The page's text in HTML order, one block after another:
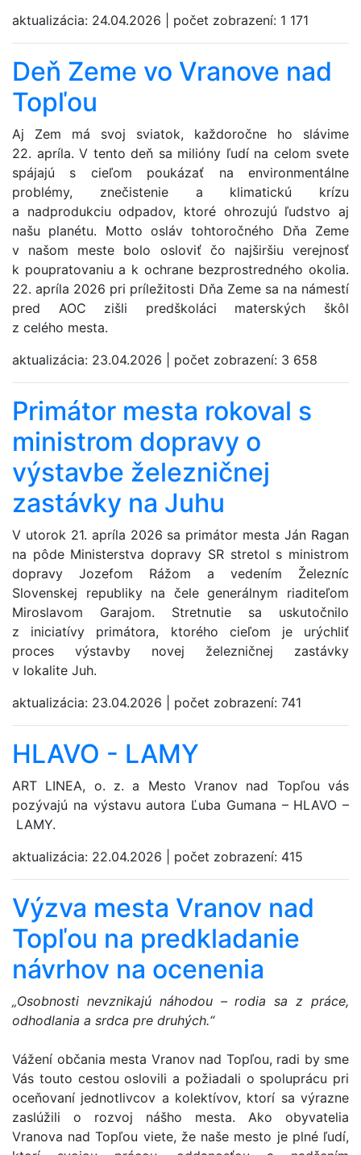
aktualizácia: 24.04.2026 počet zobrazení: 1 171
Deň Zeme vo Vranove nad
Topľou
Aj Zem má svoj sviatok, každoročne ho slávime
22. apríla. V tento deň sa milióny ľudí na celom svete
spájajú s cieľom poukázať na environmentálne
problémy, znečistenie a klimatickú krízu
a nadprodukciu odpadov, ktoré ohrozujú ľudstvo aj
našu planétu. Motto osláv tohtoročného Dňa Zeme
v našom meste bolo osloviť čo najširšiu verejnosť
k poupratovaniu a k ochrane bezprostredného okolia.
22. apríla 2026 pri príležitosti Dňa Zeme sa na námestí
pred AOC zišli predškoláci materských škôl
z celého mesta.
aktualizácia: 23.04.2026 počet zobrazení: 3 658
Primátor mesta rokoval s
ministrom dopravy o
výstavbe železničnej
zastávky na Juhu
V utorok 21. apríla 2026 sa primátor mesta Ján Ragan
na pôde Ministerstva dopravy SR stretol s ministrom
dopravy Jozefom Rážom a vedením Železníc
Slovenskej republiky na čele generálnym riaditeľom
Miroslavom Garajom. Stretnutie sa uskutočnilo
z iniciatívy primátora, ktorého cieľom je urýchliť
proces výstavby novej železničnej zastávky
v lokalite Juh.
aktualizácia: 23.04.2026 počet zobrazení: 741
HLAVO - LAMY
ART LINEA, o. z. a Mesto Vranov nad Topľou vás
pozývajú na výstavu autora Ľuba Gumana – HLAVO –
LAMY.
aktualizácia: 22.04.2026 počet zobrazení: 415
Výzva mesta Vranov nad
Topľou na predkladanie
návrhov na ocenenia
„Osobnosti nevznikajú náhodou – rodia sa z práce,
odhodlania a srdca pre druhých.“
Vážení občania mesta Vranov nad Topľou, radi by sme
Vás touto cestou oslovili a požiadali o spoluprácu pri
oceňovaní jednotlivcov a kolektívov, ktorí sa výrazne
zaslúžili o rozvoj nášho mesta. Ako obyvatelia
Vranova nad Topľou viete, že naše mesto je plné ľudí,